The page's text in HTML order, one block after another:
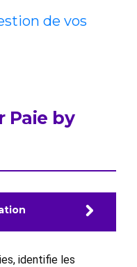
de vos
Paie by
identifie les